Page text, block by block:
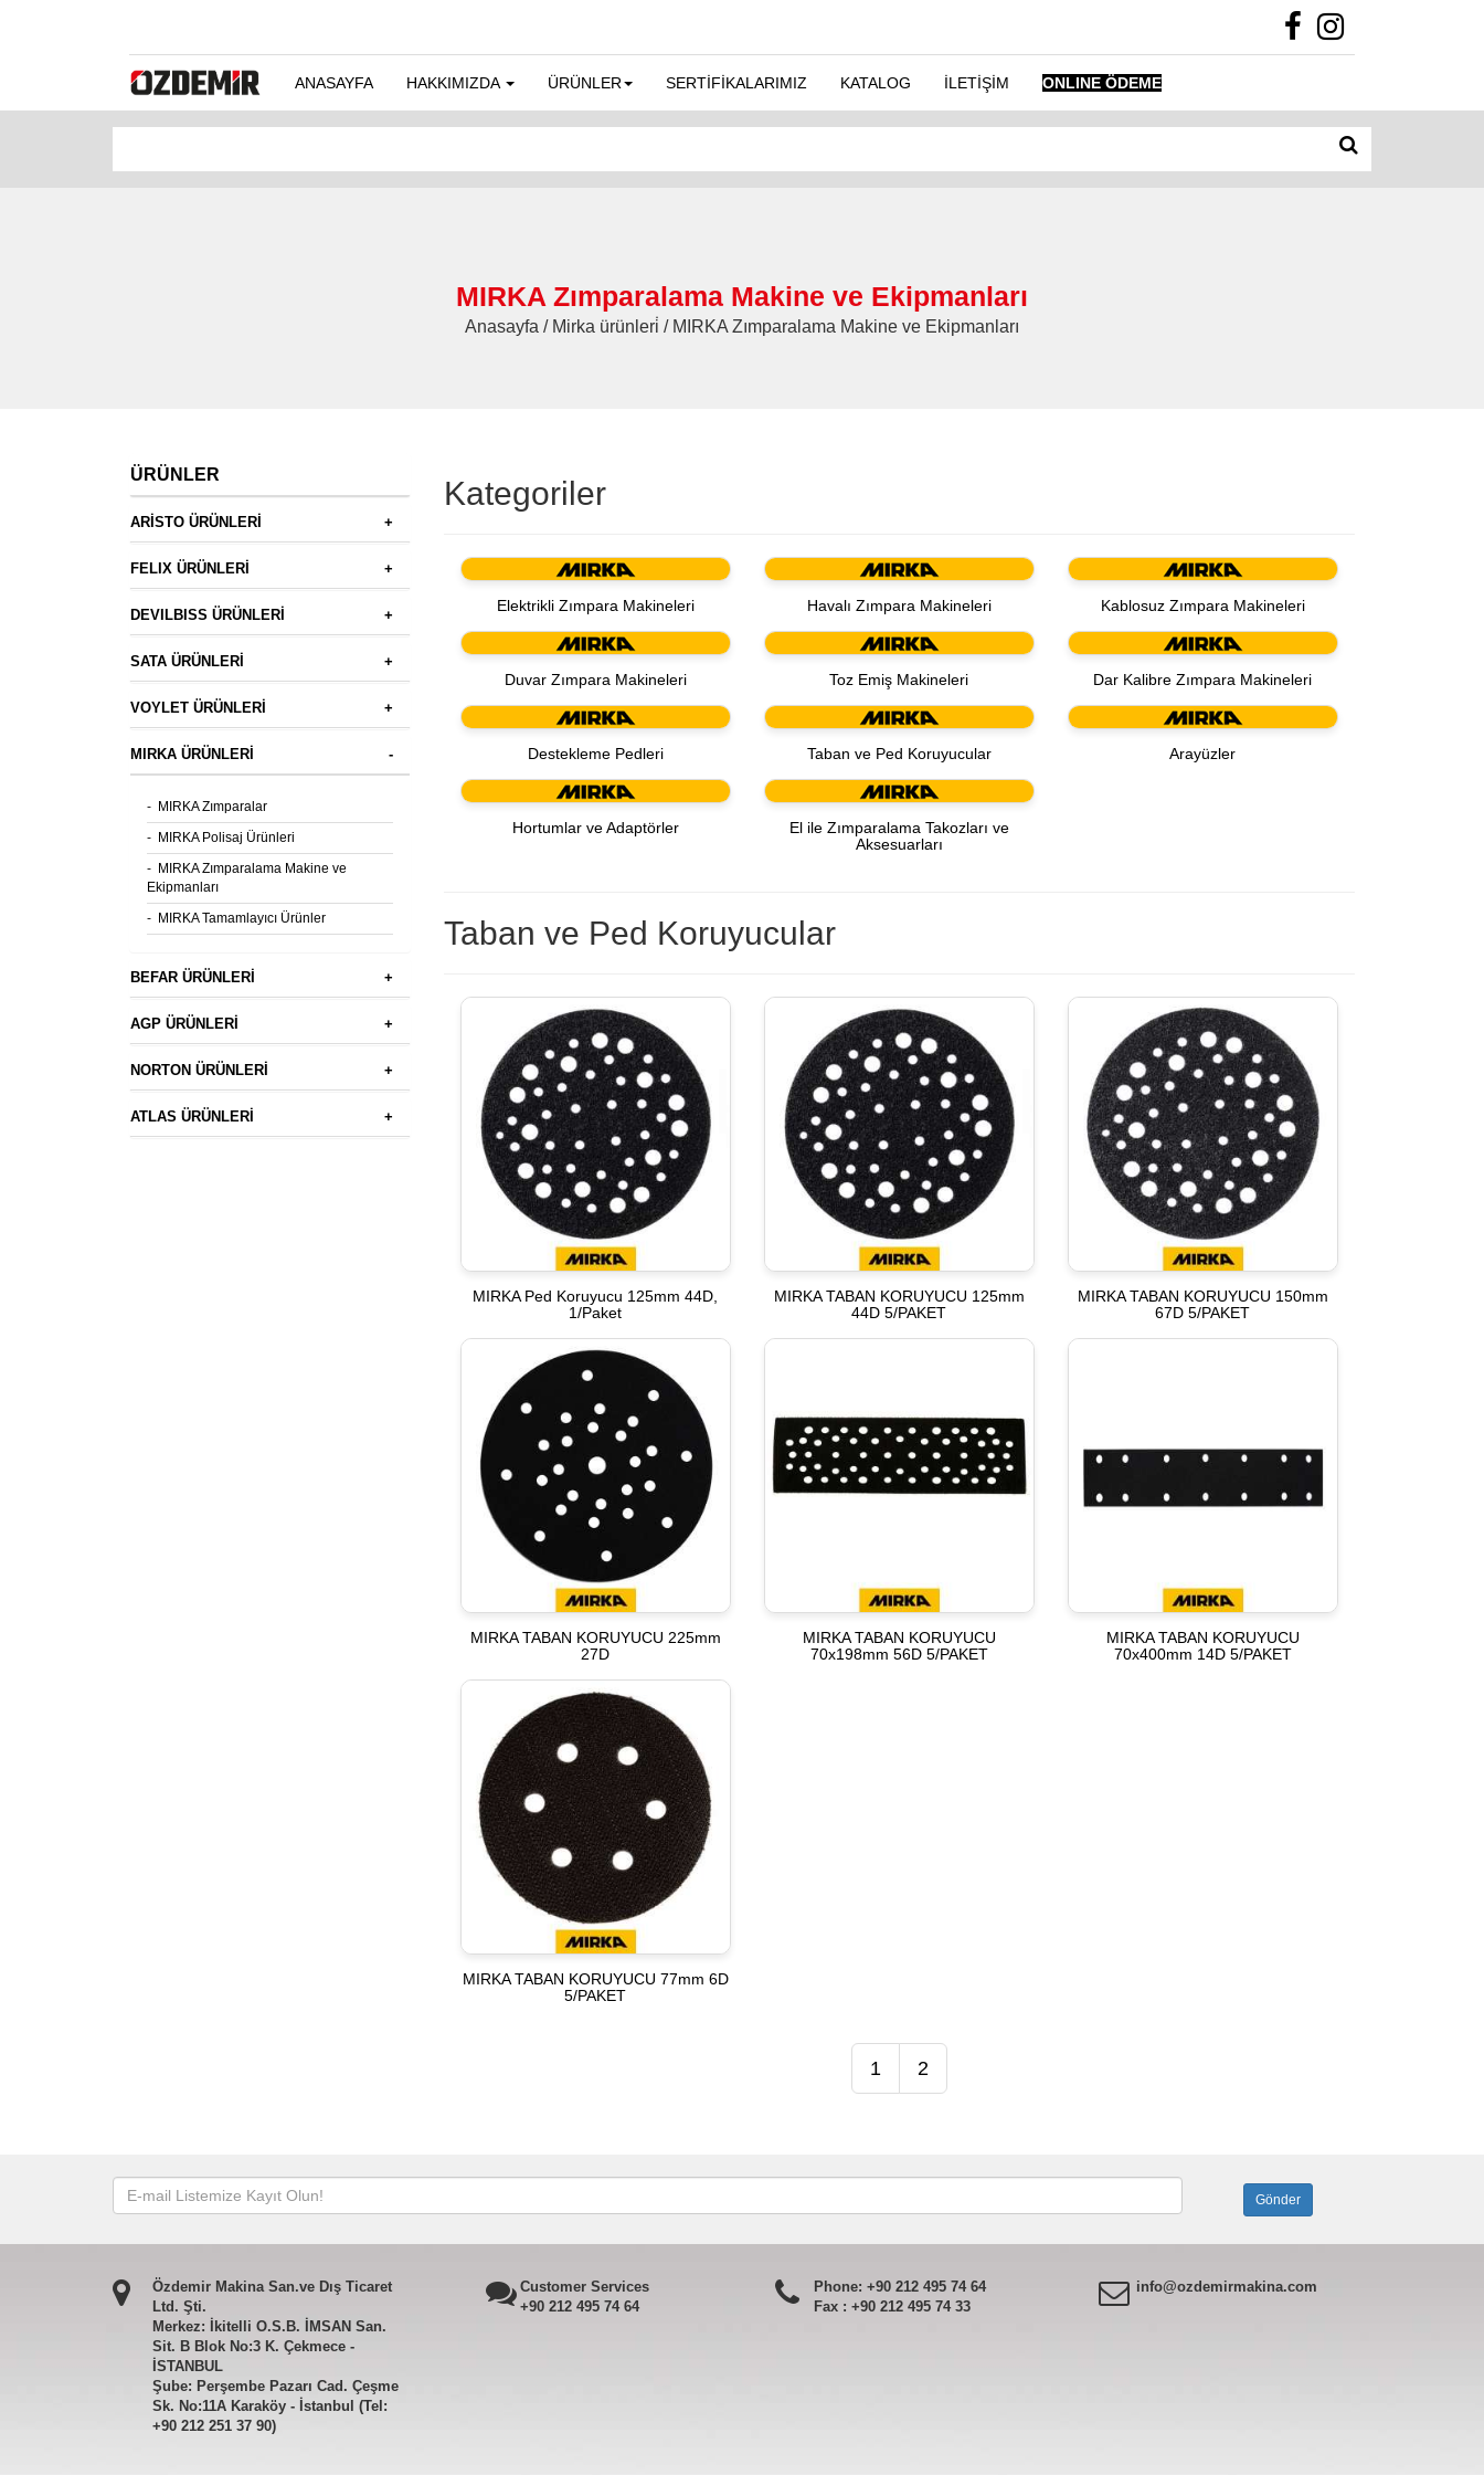
ANASAYFA HAKKIMIZDA ÜRÜNLER SERTİFİKALARIMIZ KATALOG İLETİŞİM ONLINE ÖDEME
MIRKA Zımparalama Makine ve Ekipmanları
Anasayfa / Mirka ürünleri̇ / MIRKA Zımparalama Makine ve Ekipmanları
ÜRÜNLER
+
ARİSTO ÜRÜNLERİ
+
FELIX ÜRÜNLERİ
+
DEVILBISS ÜRÜNLERİ
+
SATA ÜRÜNLERİ
+
VOYLET ÜRÜNLERİ
-
MIRKA ÜRÜNLERİ
- MIRKA Zımparalar
- MIRKA Polisaj Ürünleri
- MIRKA Zımparalama Makine ve
Ekipmanları
- MIRKA Tamamlayıcı Ürünler
+
BEFAR ÜRÜNLERİ
+
AGP ÜRÜNLERİ
+
NORTON ÜRÜNLERİ
+
ATLAS ÜRÜNLERİ
Kategoriler
Elektrikli Zımpara Makineleri Havalı Zımpara Makineleri Kablosuz Zımpara Makineleri
Duvar Zımpara Makineleri Toz Emiş Makineleri Dar Kalibre Zımpara Makineleri
Destekleme Pedleri Taban ve Ped Koruyucular Arayüzler
Hortumlar ve Adaptörler
El ile Zımparalama Takozları ve
Aksesuarları
Taban ve Ped Koruyucular
MIRKA Ped Koruyucu 125mm 44D,
1/Paket
MIRKA TABAN KORUYUCU 125mm
44D 5/PAKET
MIRKA TABAN KORUYUCU 150mm
67D 5/PAKET
MIRKA TABAN KORUYUCU 225mm
27D
MIRKA TABAN KORUYUCU
70x198mm 56D 5/PAKET
MIRKA TABAN KORUYUCU
70x400mm 14D 5/PAKET
MIRKA TABAN KORUYUCU 77mm 6D
5/PAKET
1 2
Özdemir Makina San.ve Dış Ticaret
Ltd. Şti.
Merkez: İkitelli O.S.B. İMSAN San.
Sit. B Blok No:3 K. Çekmece -
İSTANBUL
Şube: Perşembe Pazarı Cad. Çeşme
Sk. No:11A Karaköy - İstanbul (Tel:
+90 212 251 37 90)
Customer Services
+90 212 495 74 64
Phone: +90 212 495 74 64
Fax : +90 212 495 74 33
info@ozdemirmakina.com